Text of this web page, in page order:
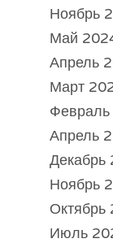
Ноябрь
Май
Апрель
Март
Апрель
Декабрь
Ноябрь
Октябрь
Июль